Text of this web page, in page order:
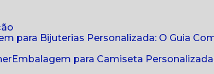
para Bijuterias Personalizada: O Guia
Embalagem para Camiseta